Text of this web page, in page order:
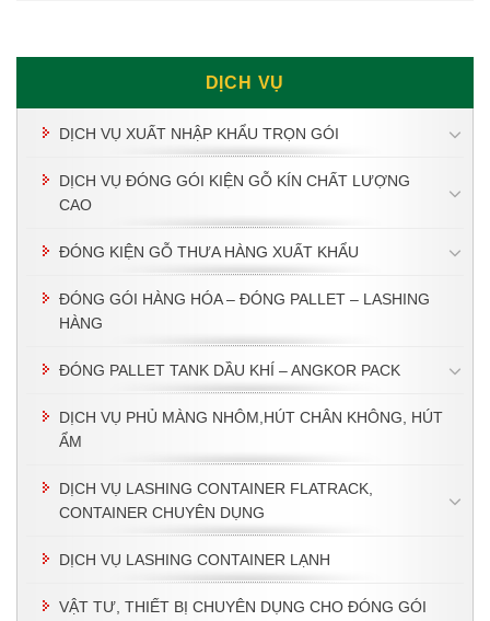
DỊCH VỤ
DỊCH VỤ XUẤT NHẬP KHẨU TRỌN GÓI
DỊCH VỤ ĐÓNG GÓI KIỆN GỖ KÍN CHẤT LƯỢNG
CAO
ĐÓNG KIỆN GỖ THƯA HÀNG XUẤT KHẨU
ĐÓNG GÓI HÀNG HÓA – ĐÓNG PALLET – LASHING
HÀNG
ĐÓNG PALLET TANK DẦU KHÍ – ANGKOR PACK
DỊCH VỤ PHỦ MÀNG NHÔM,HÚT CHÂN KHÔNG, HÚT
ẨM
DỊCH VỤ LASHING CONTAINER FLATRACK,
CONTAINER CHUYÊN DỤNG
DỊCH VỤ LASHING CONTAINER LẠNH
VẬT TƯ, THIẾT BỊ CHUYÊN DỤNG CHO ĐÓNG GÓI